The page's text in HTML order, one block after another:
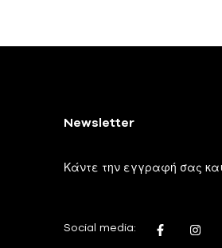
Newsletter
Κάντε την εγγραφή σας
Social media: